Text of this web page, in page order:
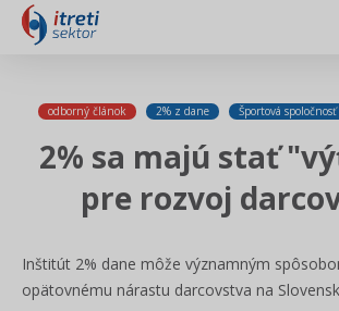
odborný článok 2% z dane Športová spoločnosť
2% sa majú stať
pre rozvoj
Inštitút 2% dane môže významným
opätovnému nárastu darcovstva na